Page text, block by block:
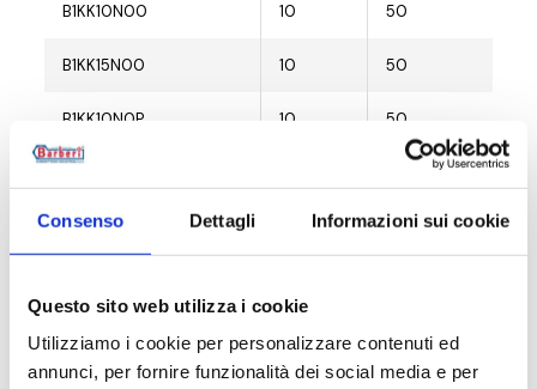
Consenso Dettagli Informazioni sui cookie
Questo sito web utilizza i cookie
Utilizziamo i cookie per personalizzare contenuti ed
annunci, per fornire funzionalità dei social media e per
B1KK10N00 10 50
B1KK15N00 10 50
B1KK10N0P 10 50
B1KK15N0V 50
Description